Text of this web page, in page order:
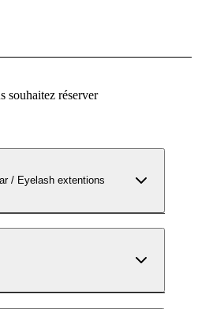
souhaitez réserver
/ Eyelash extentions